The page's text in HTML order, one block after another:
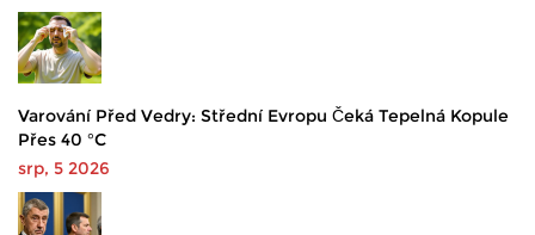
Varování Před Vedry: Střední Evropu Čeká Tepelná Kopule
Přes 40 °C
srp, 5 2026